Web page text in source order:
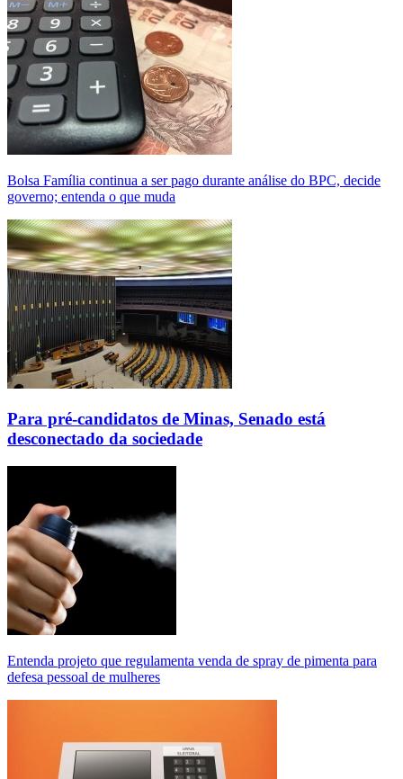
Bolsa Família continua a ser pago durante análise do BPC, decide
governo; entenda o que muda
Para pré-candidatos de Minas, Senado está
desconectado da sociedade
Entenda projeto que regulamenta venda de spray de pimenta para
defesa pessoal de mulheres